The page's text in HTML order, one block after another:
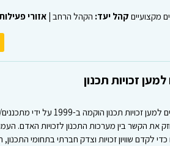
מקצועיים קהל יעד: הקהל הרחב | אזורי
זכויות תכנון
מי אנחנו? במקום – מתכננים למען זכויות תכנון הוקמה ב-1999 על
את הקשר בין מערכות התכנון לזכויות האדם.
לקדם שוויון זכויות וצדק חברתי בתחומי התכנון,